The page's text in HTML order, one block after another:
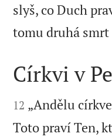
slyš, co Duch
tomu druhá

Církvi v

12 „Andělu
Toto praví Ten,